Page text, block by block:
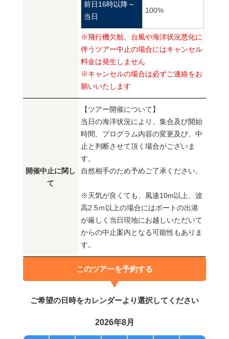
前日16時以降～
当日
100%
※飛行機欠航、台風や海洋状況悪化に
伴うツアー中止の場合にはキャンセル
料金は発生しません
※キャンセルの場合は必ずご連絡をお
願いいたします
開催中止に関し
て
【ツアー開催について】
当日の海洋状況により、集合及び開始
時間、プログラム内容の変更及び、中
止と判断させて頂く場合がございま
す。
自然相手のため予めご了承ください。
※天気が良くても、風速10m以上、波
高2.5ｍ以上の場合にはボートの出港
が厳しく当日現地にお越しいただいて
からの中止案内となる可能性もありま
す。
このツアーを予約する
ご希望の日時をカレンダーより選択してください
2026年8月